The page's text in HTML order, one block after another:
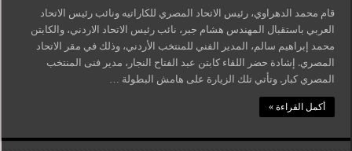
قام محمد الدهراوي، رئيس الاتحاد المصري للكاراتيه ونائب رئيس الاتحاد
العربي باستقبال المهندس هشام جبر، نائب رئيس الاتحاد الاردني، والكابتن
محمد إبراهيم سالم، المدير الفني للمنتخب الأردني، وذلك في مقر الاتحاد
المصري. إشادة حضر اللقاء كابتن عبد الفتاح النجار، مدير فنى المنتخب
المصري كبار. وتأتي تلك الزيارة على هامش البطولة …
أكمل القراءة »